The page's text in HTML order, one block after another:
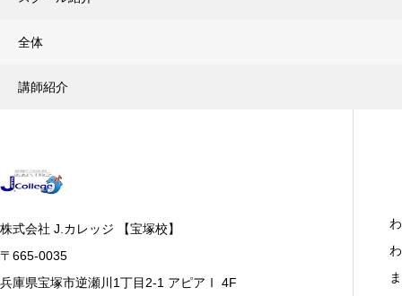
全体
講師紹介
株式会社 J.カレッジ 【宝塚校】
〒665-0035
兵庫県宝塚市逆瀬川1丁目2-1 アピアⅠ 4F